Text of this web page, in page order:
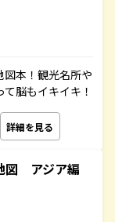
図本！観光名所や
脳もイキイキ！
詳細を見る
図 アジア編